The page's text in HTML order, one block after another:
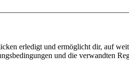
erledigt und ermöglicht dir, auf
und die verwandten